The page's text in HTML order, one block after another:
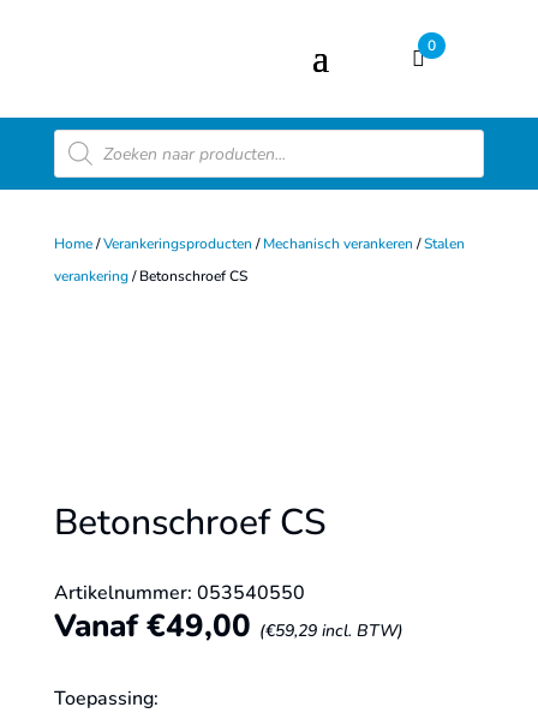
0
Producten
zoeken
Home/Verankeringsproducten /Mechanisch verankeren /Stalen
verankering/ Betonschroef CS
Betonschroef CS
Artikelnummer: 053540550
Vanaf €49,00 (€59,29incl. BTW)
Toepassing: